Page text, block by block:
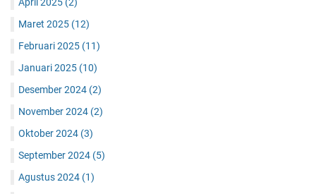
Maret 2025 (12)
Februari 2025 (11)
Januari 2025 (10)
Desember 2024 (2)
November 2024 (2)
Oktober 2024 (3)
September 2024 (5)
Agustus 2024 (1)